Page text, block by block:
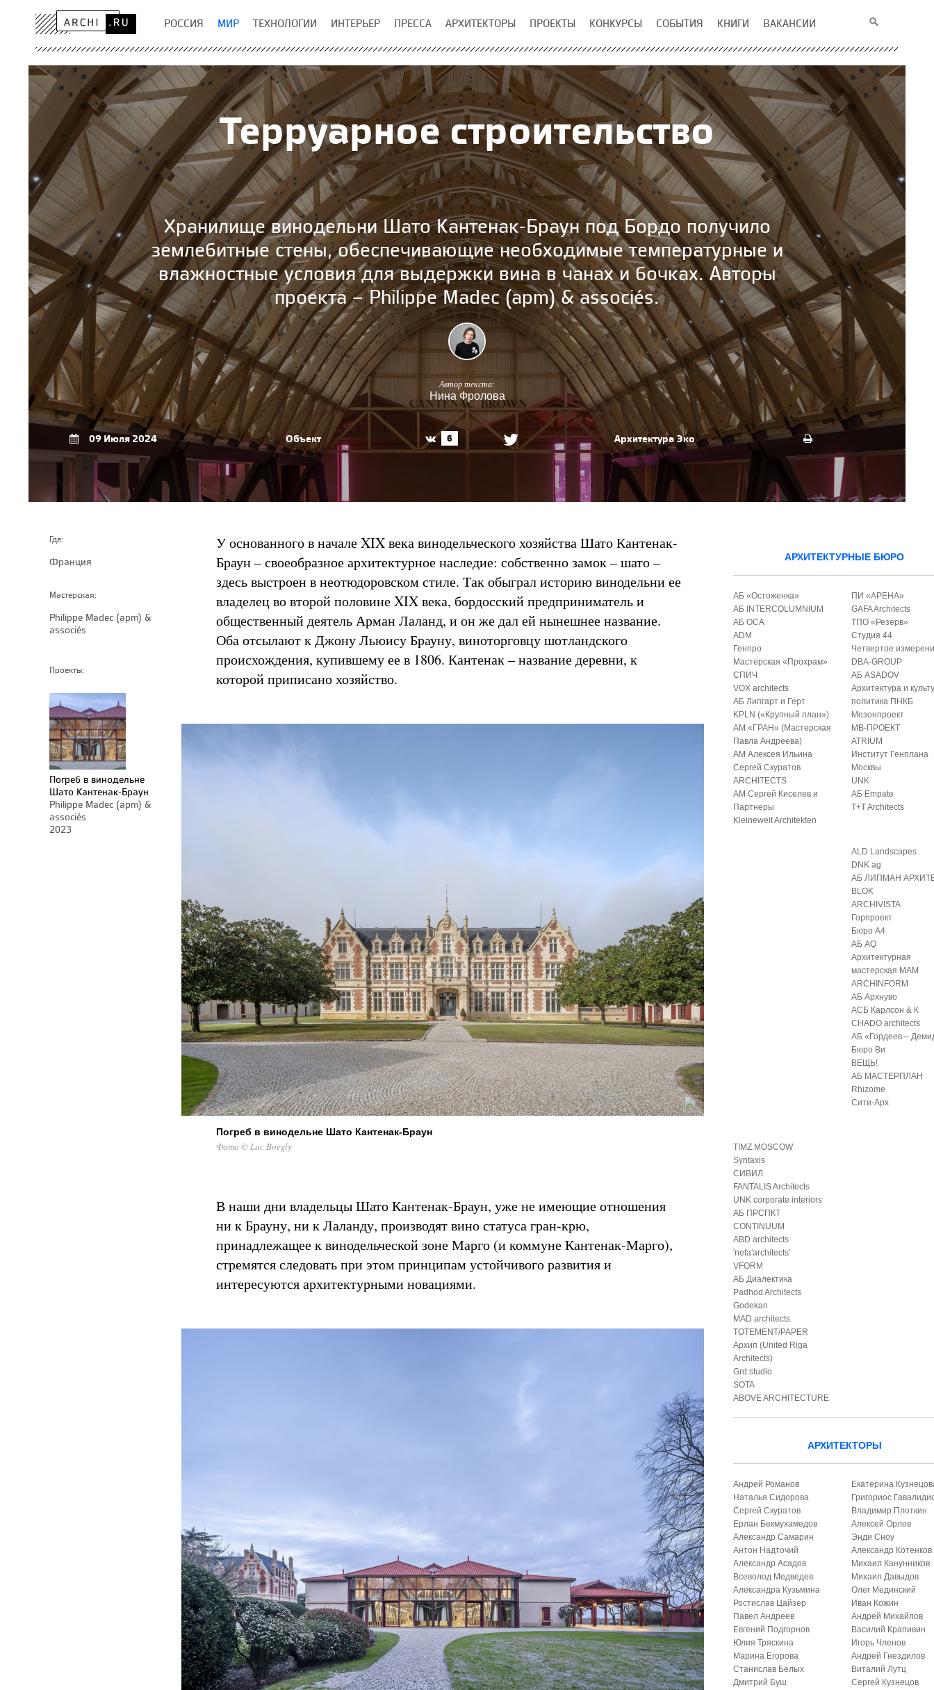
РОССИЯ МИР ТЕХНОЛОГИИ ИНТЕРЬЕР ПРЕССА АРХИТЕКТОРЫ ПРОЕКТЫ КОНКУРСЫ СОБЫТИЯ КНИГИ ВАКАНСИИ
Терруарное строительство
Хранилище винодельни Шато Кантенак-Браун под Бордо получило
землебитные стены, обеспечивающие необходимые температурные и
влажностные условия для выдержки вина в чанах и бочках. Авторы
проекта – Philippe Madec (apm) & associés.
Автор текста:
Нина Фролова
09 Июля 2024 Объект 6 Архитектура Эко
Где:
Франция
Мастерская:
Philippe Madec (apm) &
associés
Проекты:
Погреб в винодельне
Шато Кантенак-Браун
Philippe Madec (apm) &
associés
2023
У основанного в начале XIX века винодельческого хозяйства Шато Кантенак-
Браун – своеобразное архитектурное наследие: собственно замок – шато –
здесь выстроен в неотюдоровском стиле. Так обыграл историю винодельни ее
владелец во второй половине XIX века, бордосский предприниматель и
общественный деятель Арман Лаланд, и он же дал ей нынешнее название.
Оба отсылают к Джону Льюису Брауну, виноторговцу шотландского
происхождения, купившему ее в 1806. Кантенак – название деревни, к
которой приписано хозяйство.
Погреб в винодельне Шато Кантенак-Браун
Фото © Luc Boegly
В наши дни владельцы Шато Кантенак-Браун, уже не имеющие отношения
ни к Брауну, ни к Лаланду, производят вино статуса гран-крю,
принадлежащее к винодельческой зоне Марго (и коммуне Кантенак-Марго),
стремятся следовать при этом принципам устойчивого развития и
интересуются архитектурными новациями.
АРХИТЕКТУРНЫЕ БЮРО
АБ «Остоженка»
АБ INTERCOLUMNIUM
АБ ОСА
ADM
Генпро
Мастерская «Прохрам»
СПИЧ
VOX architects
АБ Липгарт и Герт
KPLN («Крупный план»)
АМ «ГРАН» (Мастерская
Павла Андреева)
АМ Алексея Ильина
Сергей Скуратов
ARCHITECTS
АМ Сергей Киселев и
Партнеры
Kleinewelt Architekten
ПИ «АРЕНА»
GAFA Architects
ТПО «Резерв»
Студия 44
Четвертое
DBA-GROUP
АБ ASADOV
Архитектура и
политика ПНКБ
Мезонпроект
МВ-ПРОЕКТ
ATRIUM
Институт Генплана
Москвы
UNK
АБ Empate
T+T Architects
ALD Landscapes
DNK ag
АБ ЛИПМАН
BLOK
ARCHIVISTA
Горпроект
Бюро А4
АБ AQ
Архитектурная
мастерская МАМ
ARCHINFORM
АБ Архнуво
АСБ Карлсон & К
CHADO architects
АБ «Гордеев –
Бюро Ви
ВЕЩЬ!
АБ МАСТЕРПЛАН
Rhizome
Сити-Арх
TIMZ.MOSCOW
Syntaxis
СИВИЛ
FANTALIS Architects
UNK corporate interiors
АБ ПРСПКТ
CONTINUUM
ABD architects
′nefa′architects′
VFORM
АБ Диалектика
Padhod Architects
Godekan
MAD architects
TOTEMENT/PAPER
Архип (United Riga
Architects)
Grd:studio
SOTA
ABOVE ARCHITECTURE
АРХИТЕКТОРЫ
Андрей Романов
Наталья Сидорова
Сергей Скуратов
Ерлан Бекмухамедов
Александр Самарин
Антон Надточий
Александр Асадов
Всеволод Медведев
Александра Кузьмина
Ростислав Цайзер
Павел Андреев
Евгений Подгорнов
Юлия Тряскина
Марина Егорова
Станислав Белых
Дмитрий Буш
Екатерина
Григориос
Владимир Плоткин
Алексей Орлов
Энди Сноу
Александр Котенков
Михаил Канунников
Михаил Давыдов
Олег Мединский
Иван Кожин
Андрей Михайлов
Василий Крапивин
Игорь Членов
Андрей Гнездилов
Виталий Лутц
Сергей Кузнецов